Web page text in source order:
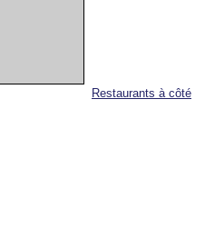
Restaurants à côté